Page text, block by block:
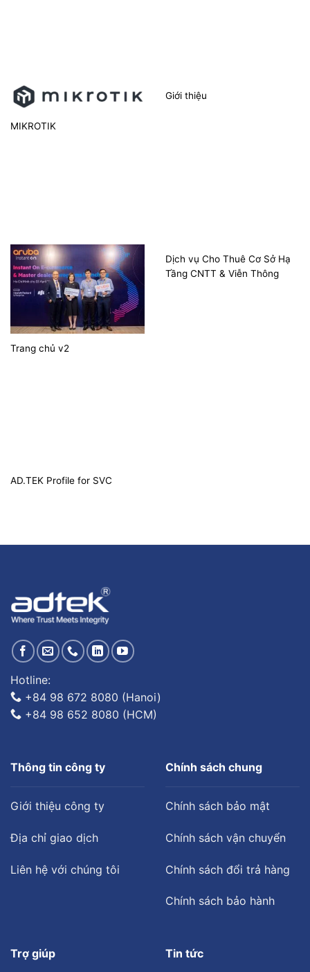
MIKROTIK
Giới thiệu
Trang chủ v2
Dịch vụ Cho Thuê Cơ Sở Hạ
Tầng CNTT & Viễn Thông
AD.TEK Profile for SVC
Hotline:
+84 98 672 8080 (Hanoi)
+84 98 652 8080 (HCM)
Thông tin công ty
Giới thiệu công ty
Địa chỉ giao dịch
Liên hệ với chúng tôi
Chính sách chung
Chính sách bảo mật
Chính sách vận chuyển
Chính sách đổi trả hàng
Chính sách bảo hành
Trợ giúp Tin tức